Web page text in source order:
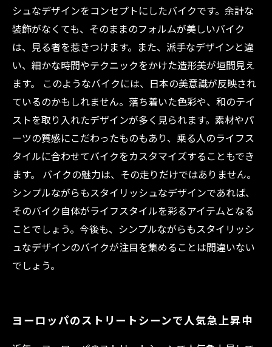
シュなデザインをコンセプトにしたバイクです。余計な
装飾がなくても、そのままのフォルムが美しいバイク
は、見る者を惹きつけます。また、派手なデザインと違
い、細かな時間やテクニックをかけた造形美が垣間見え
ます。 このようなバイクには、日本の美意識が反映され
ているのかもしれません。落ち着いた色彩や、和のテイ
ストを取り入れたデザインが多く見られます。素材やパ
ーツの質感にこだわったものもあり、乗る人のライフス
タイルに合わせてバイクをカスタマイズすることもでき
ます。 バイクの魅力は、その走りだけではありません。
シンプルながらもスタイリッシュなデザインであれば、
そのバイク自体がライフスタイルを彩るアイテムとなる
ことでしょう。今後も、シンプルながらもスタイリッシ
ュなデザインのバイクが注目を集めることは間違いない
でしょう。
ヨーロッパのストリートシーンで人気急上昇中